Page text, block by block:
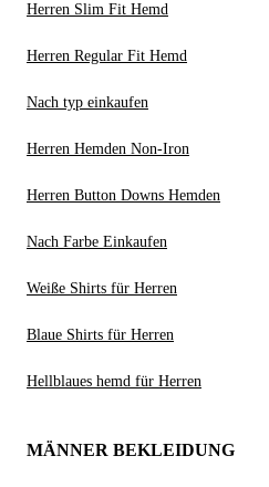
Herren Slim Fit Hemd
Herren Regular Fit Hemd
Nach typ einkaufen
Herren Hemden Non-Iron
Herren Button Downs Hemden
Nach Farbe Einkaufen
Weiße Shirts für Herren
Blaue Shirts für Herren
Hellblaues hemd für Herren
MÄNNER BEKLEIDUNG